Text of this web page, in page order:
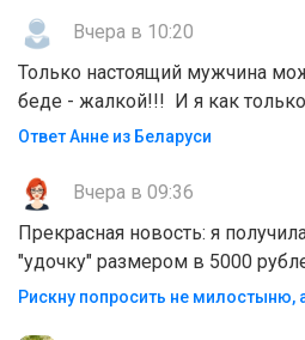
Вчера в 10:20
Только настоящий мужчина
беде - жалкой!!! И я как
Ответ Анне из Беларуси
Вчера в 09:36
Прекрасная новость: я
"удочку" размером в 5000
Рискну попросить не